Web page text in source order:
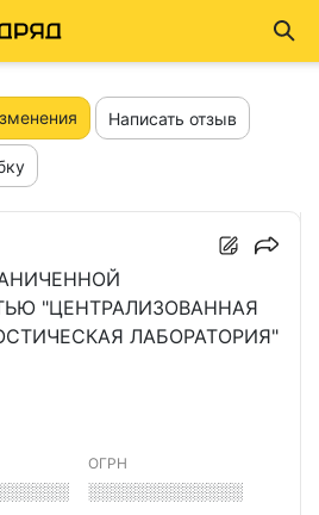
Написать отзыв
"ЦЕНТРАЛИЗОВАННАЯ
ЛАБОРАТОРИЯ"
ОГРН
░░░░░░░░░░░░░